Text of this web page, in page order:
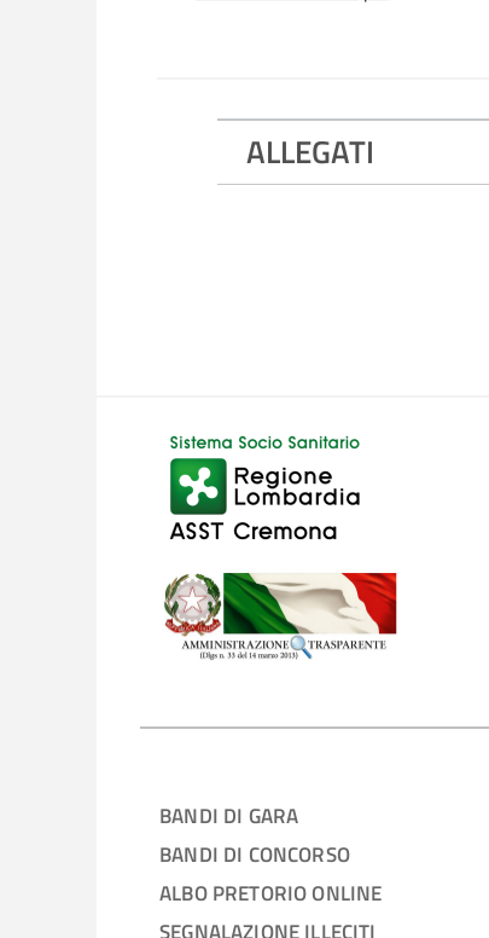
ALLEGATI
BANDI DI GARA
BANDI DI CONCORSO
ALBO PRETORIO ONLINE
SEGNALAZIONE ILLECITI